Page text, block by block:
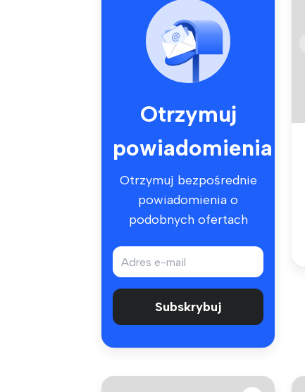
Otrzymuj
powiadomienia
Otrzymuj bezpośrednie
powiadomienia o
podobnych ofertach
Subskrybuj